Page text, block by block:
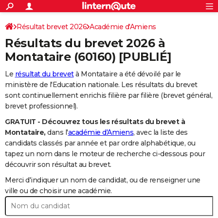
ACTUALITÉS
Politique
Société
Faits Divers
Education
Monde
Villes
+
SPORT
Coupe du monde 2026
Football
Tennis
Cyclisme
Rugby
Forum
FINANCE
Retraite
Impôts
Epargne
Immobilier
Risques naturels par ville
Banque
Assurance
Crédit
Essais
Réserver un essai
Citadines
Berlines
SUV
Forum auto
+
HIGH-TECH
Meilleur smartphone
Ordinateurs
Jeux vidéo
Guide high-tech
BRICOLAGE
Forum
Aménagement intérieur
Extérieur
Cuisine
Salle de bains
Jardinage
Rangement
+
Guides de France
Escapades
Patrimoine
Expositions
Musées
Week-end nature
+
Art de vivre
Bien-être
Loisirs
Mode
Modes de vie
+ SANTE
Alimentation
Guide de la santé
Maladies
Médicaments
Sommeil
VOYAGE
S'inscrire
Connexion
Résultat brevet 2026 Académie d'Amiens
Résultats du brevet 2026 à
Montataire(60160) [PUBLIÉ]
Le résultat du brevetà Montataire a été dévoilé par le
ministère de l'Education nationale. Les résultats du brevet
sont continuellement enrichis filière par filière (brevet général,
brevet professionnel).
GRATUIT - Découvrez tous les résultats du brevet à
Montataire, dans l'académie d'Amiens, avec la liste des
candidats classés par année et par ordre alphabétique, ou
tapez un nom dans le moteur de recherche ci-dessous pour
découvrir son résultat au brevet.
Merci d'indiquer un nom de candidat, ou de renseigner une
ville ou de choisir une académie.